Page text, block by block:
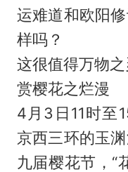
运难道和欧阳
样吗？
这很值得万物之
赏樱花之烂漫
4月3日11时至
京西三环的玉
九届樱花节，“